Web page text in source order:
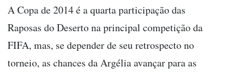
A Copa de 2014 é a quarta participação das
Raposas do Deserto na principal competição da
FIFA, mas, se depender de seu retrospecto no
torneio, as chances da Argélia avançar para as